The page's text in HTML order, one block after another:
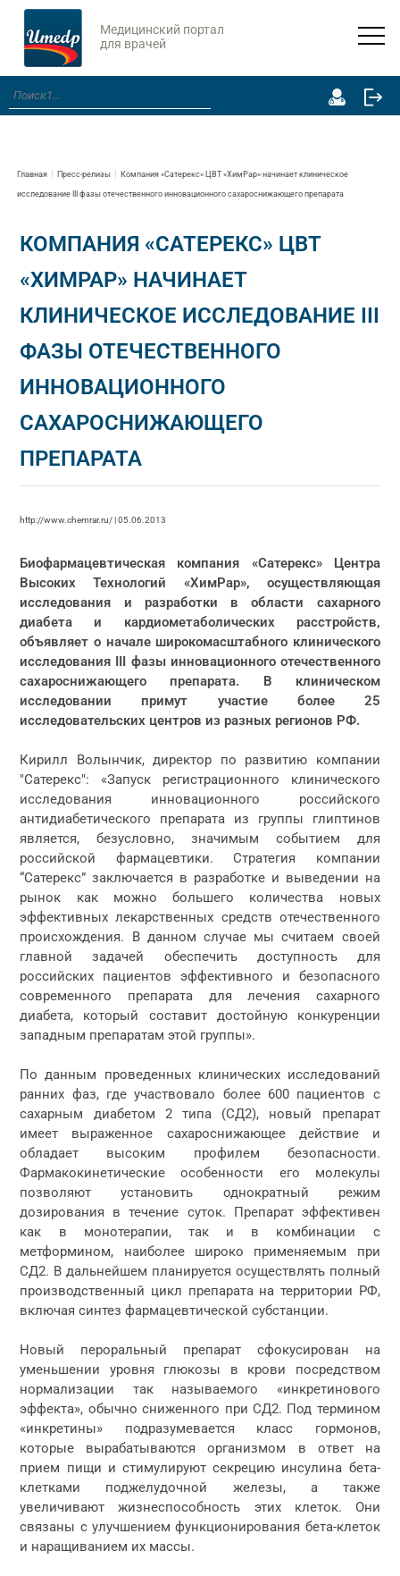
Медицинский портал
для врачей
Главная Пресс-релизы Компания «Сатерекс» ЦВТ «ХимРар» начинает клиническое
исследование III фазы отечественного инновационного сахароснижающего препарата
КОМПАНИЯ «САТЕРЕКС» ЦВТ
«ХИМРАР» НАЧИНАЕТ
КЛИНИЧЕСКОЕ ИССЛЕДОВАНИЕ III
ФАЗЫ ОТЕЧЕСТВЕННОГО
ИННОВАЦИОННОГО
САХАРОСНИЖАЮЩЕГО
ПРЕПАРАТА
http://www.chemrar.ru/ | 05.06.2013
Биофармацевтическая компания «Сатерекс» Центра
Высоких Технологий «ХимРар», осуществляющая
исследования и разработки в области сахарного
диабета и кардиометаболических расстройств,
объявляет о начале широкомасштабного клинического
исследования III фазы инновационного отечественного
сахароснижающего препарата. В клиническом
исследовании примут участие более 25
исследовательских центров из разных регионов РФ.
Кирилл Волынчик, директор по развитию компании
"Сатерекс": «Запуск регистрационного клинического
исследования инновационного российского
антидиабетического препарата из группы глиптинов
является, безусловно, значимым событием для
российской фармацевтики. Стратегия компании
“Сатерекс” заключается в разработке и выведении на
рынок как можно большего количества новых
эффективных лекарственных средств отечественного
происхождения. В данном случае мы считаем своей
главной задачей обеспечить доступность для
российских пациентов эффективного и безопасного
современного препарата для лечения сахарного
диабета, который составит достойную конкуренции
западным препаратам этой группы».
По данным проведенных клинических исследований
ранних фаз, где участвовало более 600 пациентов с
сахарным диабетом 2 типа (СД2), новый препарат
имеет выраженное сахароснижающее действие и
обладает высоким профилем безопасности.
Фармакокинетические особенности его молекулы
позволяют установить однократный режим
дозирования в течение суток. Препарат эффективен
как в монотерапии, так и в комбинации с
метформином, наиболее широко применяемым при
СД2. В дальнейшем планируется осуществлять полный
производственный цикл препарата на территории РФ,
включая синтез фармацевтической субстанции.
Новый пероральный препарат сфокусирован на
уменьшении уровня глюкозы в крови посредством
нормализации так называемого «инкретинового
эффекта», обычно сниженного при СД2. Под термином
«инкретины» подразумевается класс гормонов,
которые вырабатываются организмом в ответ на
прием пищи и стимулируют секрецию инсулина бета-
клетками поджелудочной железы, а также
увеличивают жизнеспособность этих клеток. Они
связаны с улучшением функционирования бета-клеток
и наращиванием их массы.